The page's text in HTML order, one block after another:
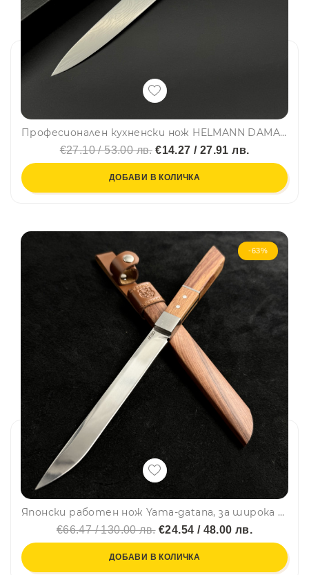
Професионален кухненски нож HELMANN DAMASKUS UNIVERSAL KNIFE DE LUXE
€27.10 / 53.00 лв.€14.27 / 27.91 лв.
ДОБАВИ В КОЛИЧКА
-63%
Японски работен нож Yama-gatana, за широка употреба, инструментална стомана M390 Böhler, кания палисандър
€66.47 / 130.00 лв.€24.54 / 48.00 лв.
ДОБАВИ В КОЛИЧКА